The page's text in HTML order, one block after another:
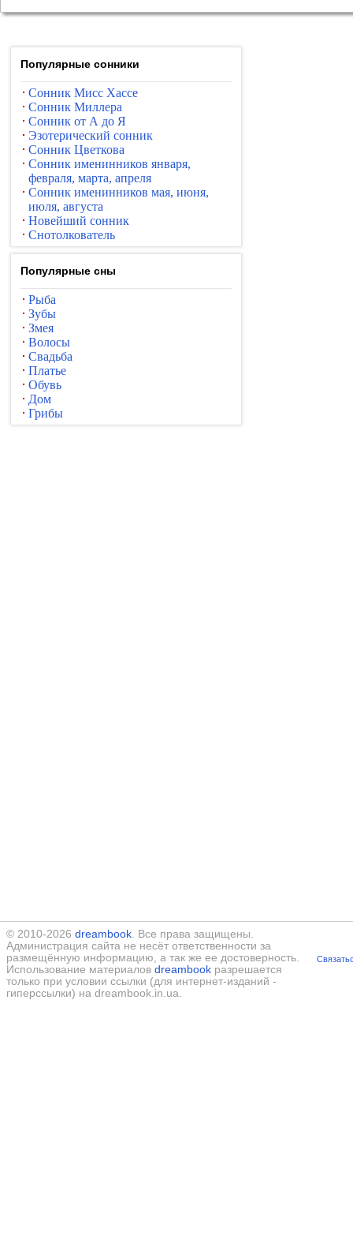
Популярные сонники
Сонник Мисс Хассе
Сонник Миллера
Сонник от А до Я
Эзотерический сонник
Сонник Цветкова
Сонник именинников января,
февраля, марта, апреля
Сонник именинников мая, июня,
июля, августа
Новейший сонник
Снотолкователь
Популярные сны
Рыба
Зубы
Змея
Волосы
Свадьба
Платье
Обувь
Дом
Грибы
© 2010-2026 dreambook. Все права защищены.
Администрация сайта не несёт ответственности за
размещённую информацию, а так же ее достоверность.
Использование материалов dreambook разрешается
только при условии ссылки (для интернет-изданий -
гиперссылки) на dreambook.in.ua.